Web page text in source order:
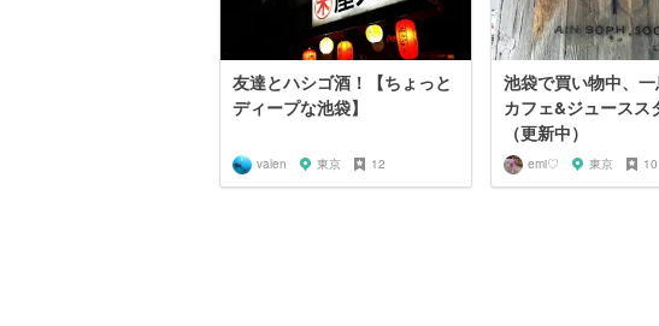
友達とハシゴ酒！【ちょっと
ディープな池袋】
valen 東京 12
池袋で買い物中、
カフェ&ジュースス
（更新中）
emi♡ 東京 10